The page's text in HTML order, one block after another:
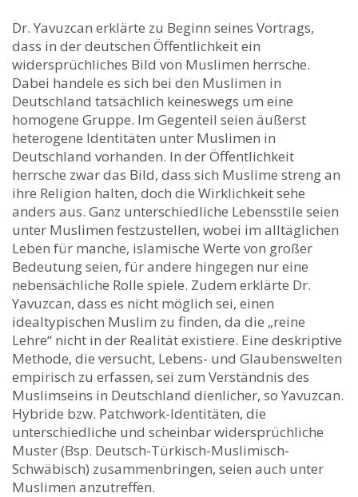
Dr. Yavuzcan erklärte zu Beginn seines Vortrags,
dass in der deutschen Öffentlichkeit ein
widersprüchliches Bild von Muslimen herrsche.
Dabei handele es sich bei den Muslimen in
Deutschland tatsächlich keineswegs um eine
homogene Gruppe. Im Gegenteil seien äußerst
heterogene Identitäten unter Muslimen in
Deutschland vorhanden. In der Öffentlichkeit
herrsche zwar das Bild, dass sich Muslime streng an
ihre Religion halten, doch die Wirklichkeit sehe
anders aus. Ganz unterschiedliche Lebensstile seien
unter Muslimen festzustellen, wobei im alltäglichen
Leben für manche, islamische Werte von großer
Bedeutung seien, für andere hingegen nur eine
nebensächliche Rolle spiele. Zudem erklärte Dr.
Yavuzcan, dass es nicht möglich sei, einen
idealtypischen Muslim zu finden, da die „reine
Lehre“ nicht in der Realität existiere. Eine deskriptive
Methode, die versucht, Lebens- und Glaubenswelten
empirisch zu erfassen, sei zum Verständnis des
Muslimseins in Deutschland dienlicher, so Yavuzcan.
Hybride bzw. Patchwork-Identitäten, die
unterschiedliche und scheinbar widersprüchliche
Muster (Bsp. Deutsch-Türkisch-Muslimisch-
Schwäbisch) zusammenbringen, seien auch unter
Muslimen anzutreffen.